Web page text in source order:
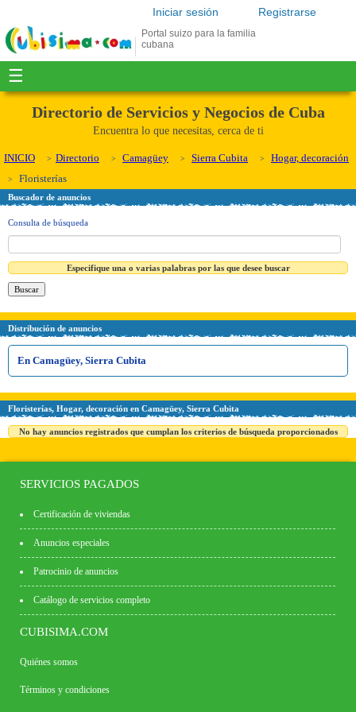
Registrarse
Iniciar sesión
Portal suizo para la familia
cubana
☰
Directorio de Servicios y Negocios de Cuba
Encuentra lo que necesitas, cerca de ti
INICIO Directorio Camagüey Sierra Cubita
Hogar, decoración
Floristerías
Buscador de anuncios
Consulta de búsqueda
Especifique una o varias palabras por las que desee buscar
Distribución de anuncios
En Camagüey, Sierra Cubita
Floristerías, Hogar, decoración en Camagüey, Sierra Cubita
No hay anuncios registrados que cumplan los criterios de búsqueda proporcionados
SERVICIOS PAGADOS
Certificación de viviendas
Anuncios especiales
Patrocinio de anuncios
Catálogo de servicios completo
CUBISIMA.COM
Quiénes somos
Términos y condiciones